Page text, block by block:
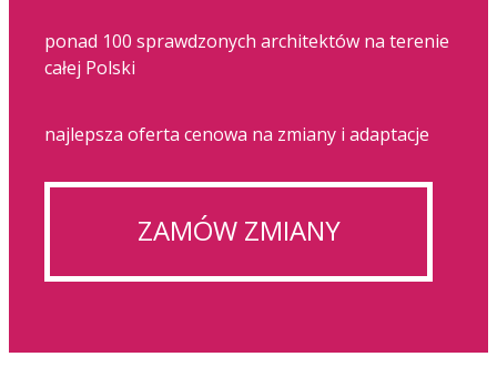
ponad 100 sprawdzonych architektów na terenie
całej Polski
najlepsza oferta cenowa na zmiany i adaptacje
ZAMÓW ZMIANY